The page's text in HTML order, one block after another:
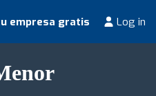
empresa gratis Log in